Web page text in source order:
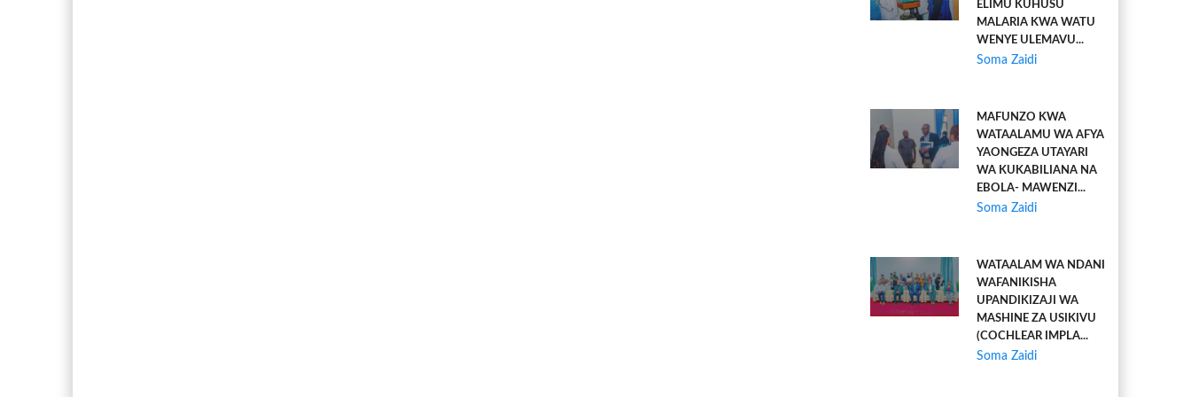
ELIMU KUHUSU
MALARIA KWA WATU
WENYE ULEMAVU...
Soma Zaidi
MAFUNZO KWA
WATAALAMU WA AFYA
YAONGEZA UTAYARI
WA KUKABILIANA NA
EBOLA- MAWENZI...
Soma Zaidi
WATAALAM WA NDANI
WAFANIKISHA
UPANDIKIZAJI WA
MASHINE ZA USIKIVU
(COCHLEAR IMPLA...
Soma Zaidi